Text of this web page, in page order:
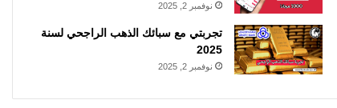
نوفمبر 2, 2025
تجربتي مع سبائك الذهب الراجحي لسنة
2025
نوفمبر 2, 2025